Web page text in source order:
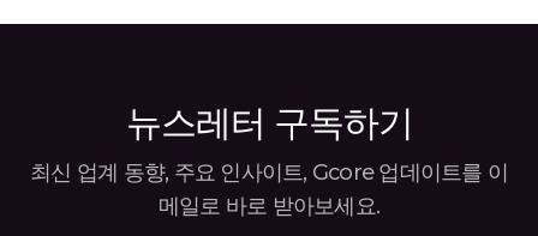
뉴스레터 구독하기
최신 업계 동향, 주요 인사이트, Gcore 업데이트를 이
메일로 바로 받아보세요.